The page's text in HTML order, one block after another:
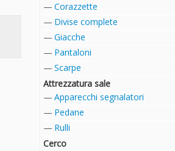
Corazzette
Divise complete
Giacche
Pantaloni
Scarpe
Attrezzatura sale
Apparecchi segnalatori
Pedane
Rulli
Cerco